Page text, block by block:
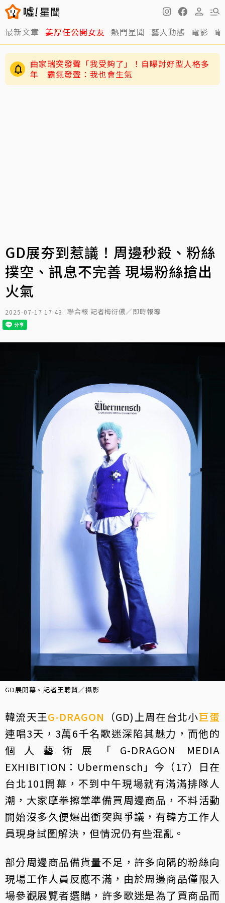
最新文章 姜厚任公開女友 熱門星聞 藝人動態 電影
黃寅燁、惠利確認愛意深情熱吻！網友震驚到
「調亮影片」細看舌吻過程
曲家瑞突發聲「我受夠了」！自曝討好型人格多
年 霸氣發聲：我也會生氣
GD展夯到惹議！周邊秒殺、粉絲
撲空、訊息不完善 現場粉絲搶出
火氣
2025-07-17 17:43 聯合報 記者梅衍儂／即時報導
GD展開幕。記者王聰賢／攝影
韓流天王G-DRAGON （GD)上周在台北小巨蛋
連唱3天，3萬6千名歌迷深陷其魅力，而他的
個人藝術展「G-DRAGON MEDIA
EXHIBITION：Ubermensch」今（17）日在
台北101開幕，不到中午現場就有滿滿排隊人
潮，大家摩拳擦掌準備買周邊商品，不料活動
開始沒多久便爆出衝突與爭議，有韓方工作人
員現身試圖解決，但情況仍有些混亂。
部分周邊商品備貨量不足，許多向隅的粉絲向
現場工作人員反應不滿，由於周邊商品僅限入
場參觀展覽者選購，許多歌迷是為了買商品而